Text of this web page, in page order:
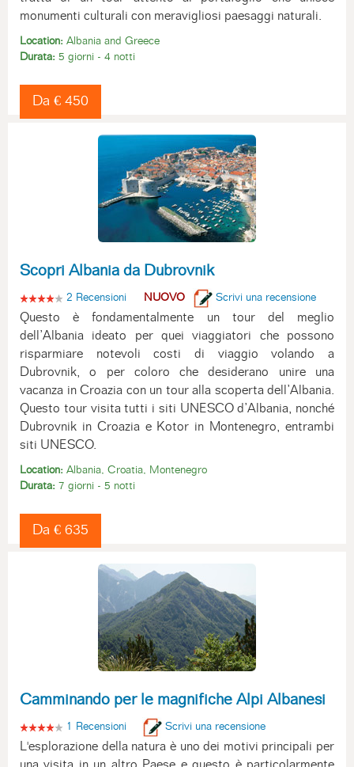
monumenti culturali con meravigliosi paesaggi naturali.
Location: Albania and Greece
Durata: 5 giorni - 4 notti
Da € 450
Scopri Albania da Dubrovnik
2 Recensioni NUOVO Scrivi una recensione
Questo è fondamentalmente un tour del meglio
dell’Albania ideato per quei viaggiatori che possono
risparmiare notevoli costi di viaggio volando a
Dubrovnik, o per coloro che desiderano unire una
vacanza in Croazia con un tour alla scoperta dell’Albania.
Questo tour visita tutti i siti UNESCO d’Albania, nonché
Dubrovnik in Croazia e Kotor in Montenegro, entrambi
siti UNESCO.
Location: Albania, Croatia, Montenegro
Durata: 7 giorni - 5 notti
Da € 635
Camminando per le magnifiche Alpi Albanesi
1 Recensioni Scrivi una recensione
L'esplorazione della natura è uno dei motivi principali per